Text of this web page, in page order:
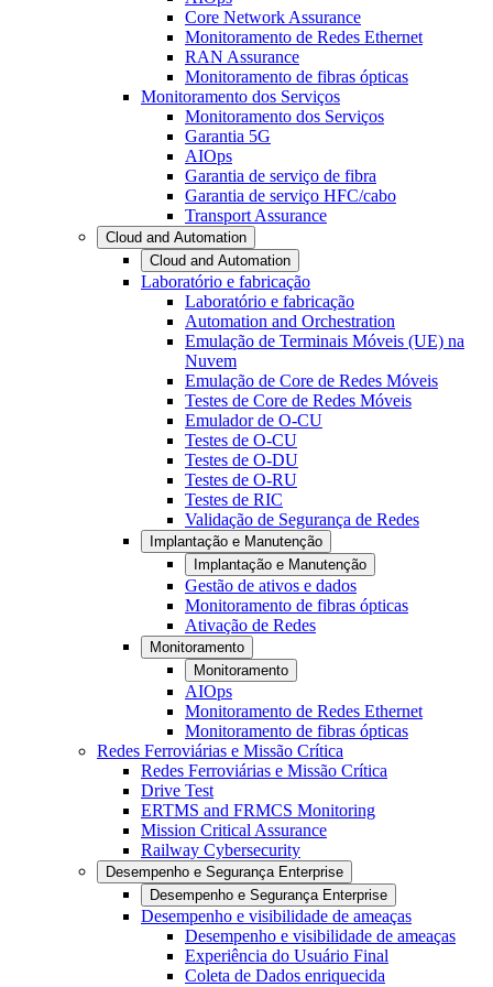
Core Network Assurance
Monitoramento de Redes Ethernet
RAN Assurance
Monitoramento de fibras ópticas
Monitoramento dos Serviços
Monitoramento dos Serviços
Garantia 5G
AIOps
Garantia de serviço de fibra
Garantia de serviço HFC/cabo
Transport Assurance
Cloud and Automation
Cloud and Automation
Laboratório e fabricação
Laboratório e fabricação
Automation and Orchestration
Emulação de Terminais Móveis (UE) na
Nuvem
Emulação de Core de Redes Móveis
Testes de Core de Redes Móveis
Emulador de O-CU
Testes de O-CU
Testes de O-DU
Testes de O-RU
Testes de RIC
Validação de Segurança de Redes
Implantação e Manutenção
Implantação e Manutenção
Gestão de ativos e dados
Monitoramento de fibras ópticas
Ativação de Redes
Monitoramento
Monitoramento
AIOps
Monitoramento de Redes Ethernet
Monitoramento de fibras ópticas
Redes Ferroviárias e Missão Crítica
Redes Ferroviárias e Missão Crítica
Drive Test
ERTMS and FRMCS Monitoring
Mission Critical Assurance
Railway Cybersecurity
Desempenho e Segurança Enterprise
Desempenho e Segurança Enterprise
Desempenho e visibilidade de ameaças
Desempenho e visibilidade de ameaças
Experiência do Usuário Final
Coleta de Dados enriquecida